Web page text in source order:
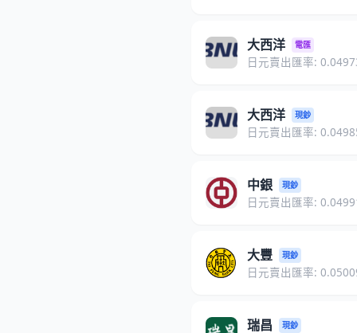
大西洋 電匯
日元賣出匯率:
大西洋 現鈔
日元賣出匯率:
中銀 現鈔
日元賣出匯率:
大豐 現鈔
日元賣出匯率:
瑞昌 現鈔